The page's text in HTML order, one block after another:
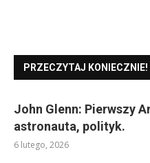
PRZECZYTAJ KONIECZNIE!
John Glenn: Pierwszy
astronauta, polityk.
6 lutego, 2026